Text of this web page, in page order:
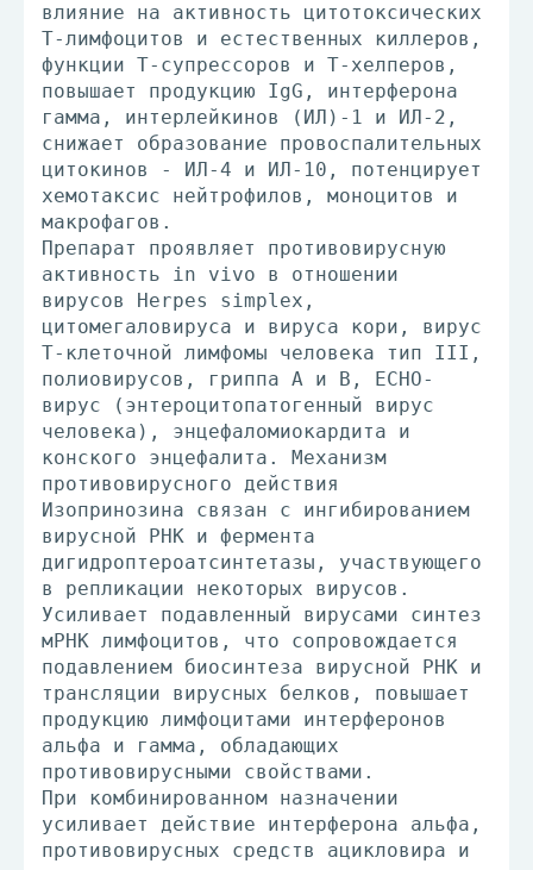
влияние на активность цитотоксических
Т-лимфоцитов и естественных киллеров,
функции Т-супрессоров и Т-хелперов,
повышает продукцию IgG, интерферона
гамма, интерлейкинов (ИЛ)-1 и ИЛ-2,
снижает образование провоспалительных
цитокинов - ИЛ-4 и ИЛ-10, потенцирует
хемотаксис нейтрофилов, моноцитов и
макрофагов.
Препарат проявляет противовирусную
активность in vivo в отношении
вирусов Herpes simplex,
цитомегаловируса и вируса кори, вирус
Т-клеточной лимфомы человека тип III,
полиовирусов, гриппа А и В, ЕСНО-
вирус (энтероцитопатогенный вирус
человека), энцефаломиокардита и
конского энцефалита. Механизм
противовирусного действия
Изопринозина связан с ингибированием
вирусной РНК и фермента
дигидроптероатсинтетазы, участвующего
в репликации некоторых вирусов.
Усиливает подавленный вирусами синтез
мРНК лимфоцитов, что сопровождается
подавлением биосинтеза вирусной РНК и
трансляции вирусных белков, повышает
продукцию лимфоцитами интерферонов
альфа и гамма, обладающих
противовирусными свойствами.
При комбинированном назначении
усиливает действие интерферона альфа,
противовирусных средств ацикловира и